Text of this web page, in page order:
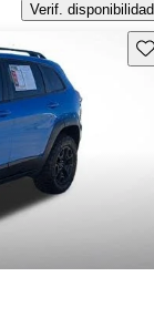
Verif. disponibilidad